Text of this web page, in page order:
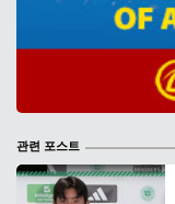
관련 포스트